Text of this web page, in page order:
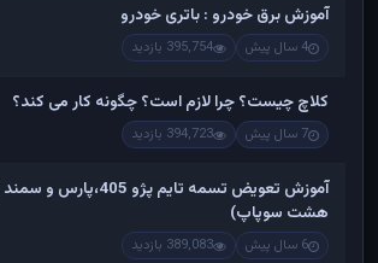
آموزش برق خودرو : باتری خودرو
4 سال پیش 395,754 بازدید
کلاچ چیست؟ چرا لازم است؟ چگونه کار می کند؟
7 سال پیش 394,723 بازدید
هشت سوپاپ)
6 سال پیش 389,083 بازدید